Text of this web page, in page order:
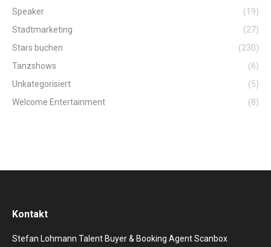
Speaker
(19)
Stadtmarketing
(27)
Stars buchen
(230)
Tanzshows
(6)
Unkategorisiert
(5)
Welcome Entertainment
(8)
Kontakt
Stefan Lohmann Talent Buyer & Booking Agent Scanbox